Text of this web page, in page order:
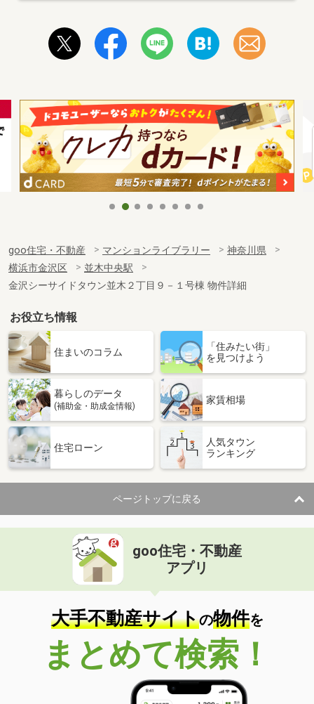
goo住宅・不動産 マンションライブラリー
神奈川県
横浜市金沢区
並木中央駅
金沢シーサイドタウン並木２丁目９－１号棟 物件詳細
お役立ち情報
住まいのコラム
「住みたい街」
を見つけよう
暮らしのデータ
(補助金・助成金情報)
家賃相場
住宅ローン
人気タウン
ランキング
ページトップに戻る
goo住宅・不動産
アプリ
大手不動産サイトの物件を
まとめて検索！